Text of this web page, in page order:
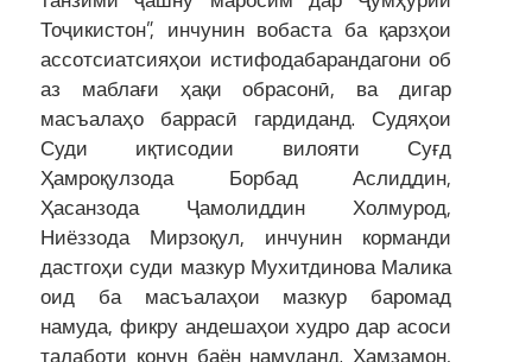
Тоҷикистон”, инчунин вобаста ба қарзҳои
ассотсиатсияҳои истифодабарандагони об
аз маблағи ҳақи обрасонӣ, ва дигар
масъалаҳо баррасӣ гардиданд. Судяҳои
Суди иқтисодии вилояти Суғд
Ҳамроқулзода Борбад Аслиддин,
Ҳасанзода Ҷамолиддин Холмурод,
Ниёззода Мирзоқул, инчунин корманди
дастгоҳи суди мазкур Мухитдинова Малика
оид ба масъалаҳои мазкур баромад
намуда, фикру андешаҳои худро дар асоси
талаботи қонун баён намуданд. Ҳамзамон,